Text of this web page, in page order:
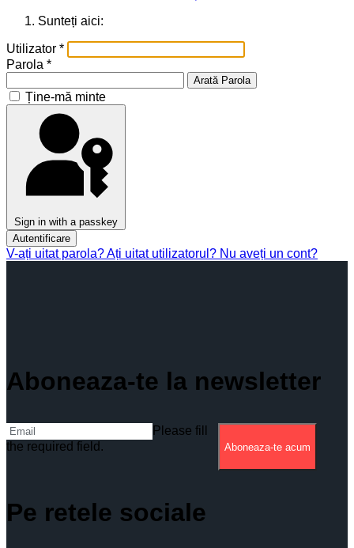
Sunteți aici:
Utilizator *
Parola *
Arată Parola
Ține-mă minte
Sign in with a passkey
Autentificare
V-ați uitat parola?Ați uitat utilizatorul? Nu aveți un cont?
Aboneaza-te la newsletter
Please fill
the required field.
Aboneaza-te acum
Pe retele sociale